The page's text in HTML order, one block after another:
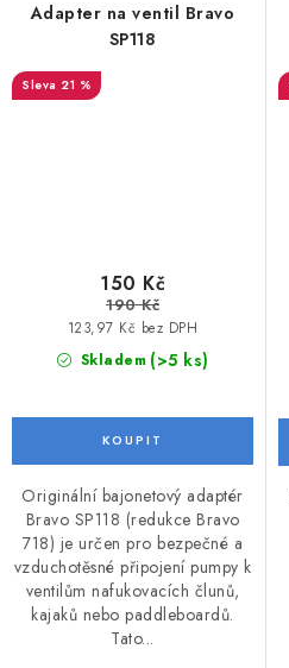
Adapter na ventil Bravo
SP118
21 %
Skladem (>5 ks)
123,97 Kč bez DPH
150 Kč
190 Kč
Originální bajonetový adaptér
Bravo SP118 (redukce Bravo
718) je určen pro bezpečné a
vzduchotěsné připojení pumpy k
ventilům nafukovacích člunů,
kajaků nebo paddleboardů.
Tato...